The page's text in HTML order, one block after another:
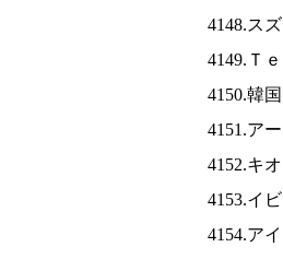
4148.ス
4149.Ｔ
4150.韓
4151.ア
4152.キ
4153.イ
4154.ア